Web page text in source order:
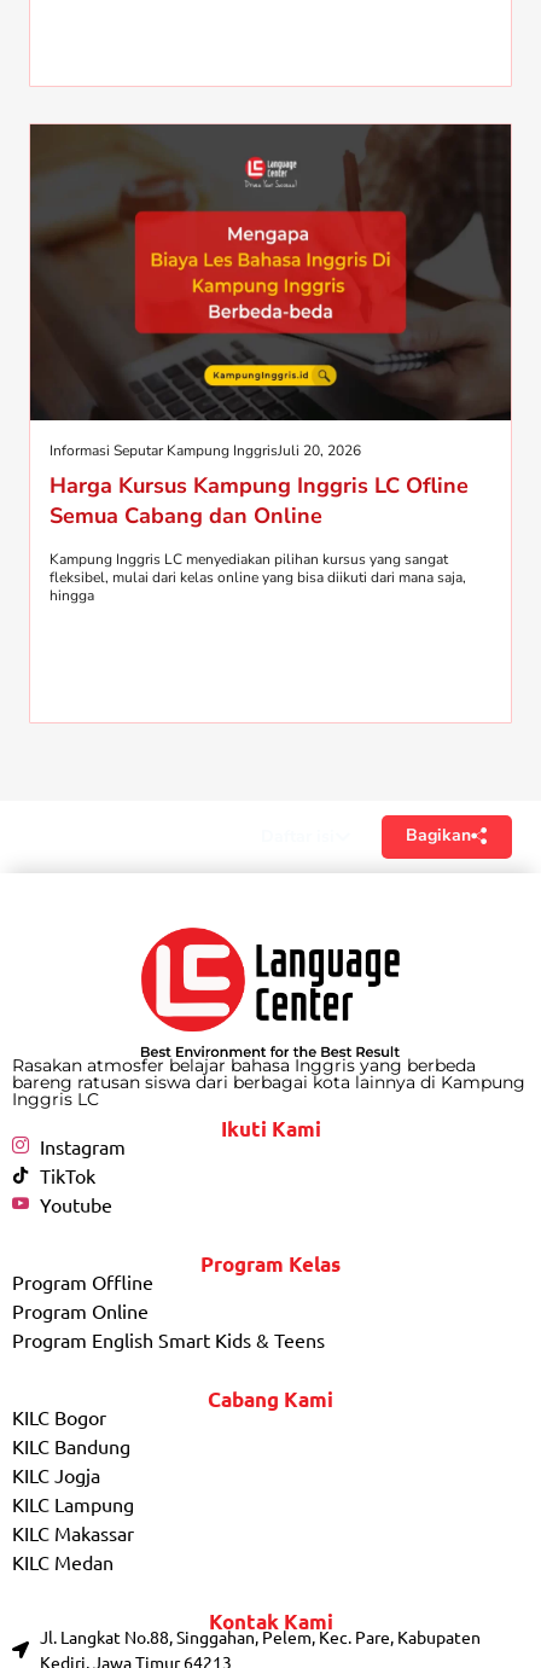
Informasi Seputar Kampung InggrisJuli 20, 2026
Harga Kursus Kampung Inggris LC Ofline
Semua Cabang dan Online
Kampung Inggris LC menyediakan pilihan kursus yang sangat
fleksibel, mulai dari kelas online yang bisa diikuti dari mana saja,
hingga
Bagikan
Rasakan atmosfer belajar bahasa Inggris yang berbeda
bareng ratusan siswa dari berbagai kota lainnya di Kampung
Inggris LC
Ikuti Kami
Instagram
TikTok
Youtube
Program Kelas
Program Offline
Program Online
Program English Smart Kids & Teens
Cabang Kami
KILC Bogor
KILC Bandung
KILC Jogja
KILC Lampung
KILC Makassar
KILC Medan
Kontak Kami
Jl. Langkat No.88, Singgahan, Pelem, Kec. Pare, Kabupaten
Kediri, Jawa Timur 64213